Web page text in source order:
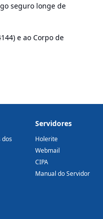
seguro longe de
e ao Corpo de
dos
Servidores
Holerite
Webmail
CIPA
Manual do Servidor